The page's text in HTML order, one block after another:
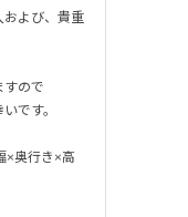
性も良く考えて
および、貴重
すので
です。
×奥行き×高